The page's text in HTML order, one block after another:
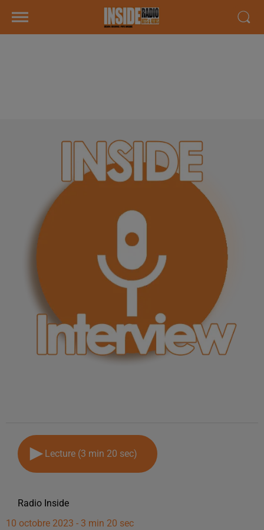
Lecture (3 min 20 sec)
Radio Inside
10 octobre 2023 - 3 min 20 sec